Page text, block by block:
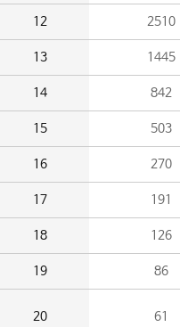
12 2510
13 1445
14 842
15 503
16 270
17 191
18 126
19 86
20 61